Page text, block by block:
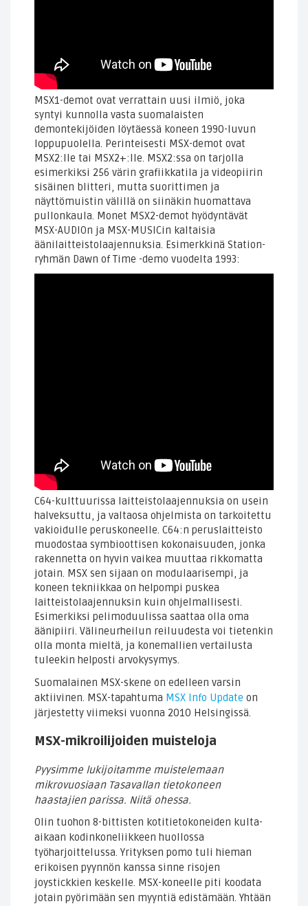
MSX1-demot ovat verrattain uusi ilmiö, joka
syntyi kunnolla vasta suomalaisten
demontekijöiden löytäessä koneen 1990-luvun
loppupuolella. Perinteisesti MSX-demot ovat
MSX2:lle tai MSX2+:lle. MSX2:ssa on tarjolla
esimerkiksi 256 värin grafiikkatila ja videopiirin
sisäinen blitteri, mutta suorittimen ja
näyttömuistin välillä on siinäkin huomattava
pullonkaula. Monet MSX2-demot hyödyntävät
MSX-AUDIOn ja MSX-MUSICin kaltaisia
äänilaitteistolaajennuksia. Esimerkkinä Station-
ryhmän Dawn of Time -demo vuodelta 1993:
C64-kulttuurissa laitteistolaajennuksia on usein
halveksuttu, ja valtaosa ohjelmista on tarkoitettu
vakioidulle peruskoneelle. C64:n peruslaitteisto
muodostaa symbioottisen kokonaisuuden, jonka
rakennetta on hyvin vaikea muuttaa rikkomatta
jotain. MSX sen sijaan on modulaarisempi, ja
koneen tekniikkaa on helpompi puskea
laitteistolaajennuksin kuin ohjelmallisesti.
Esimerkiksi pelimoduulissa saattaa olla oma
äänipiiri. Välineurheilun reiluudesta voi tietenkin
olla monta mieltä, ja konemallien vertailusta
tuleekin helposti arvokysymys.
Suomalainen MSX-skene on edelleen varsin
aktiivinen. MSX-tapahtuma MSX Info Update on
järjestetty viimeksi vuonna 2010 Helsingissä.
MSX-mikroilijoiden muisteloja
Pyysimme lukijoitamme muistelemaan
mikrovuosiaan Tasavallan tietokoneen
haastajien parissa. Niitä ohessa.
Olin tuohon 8-bittisten kotitietokoneiden kulta-
aikaan kodinkoneliikkeen huollossa
työharjoittelussa. Yrityksen pomo tuli hieman
erikoisen pyynnön kanssa sinne risojen
joystickkien keskelle. MSX-koneelle piti koodata
jotain pyörimään sen myyntiä edistämään. Yhtään